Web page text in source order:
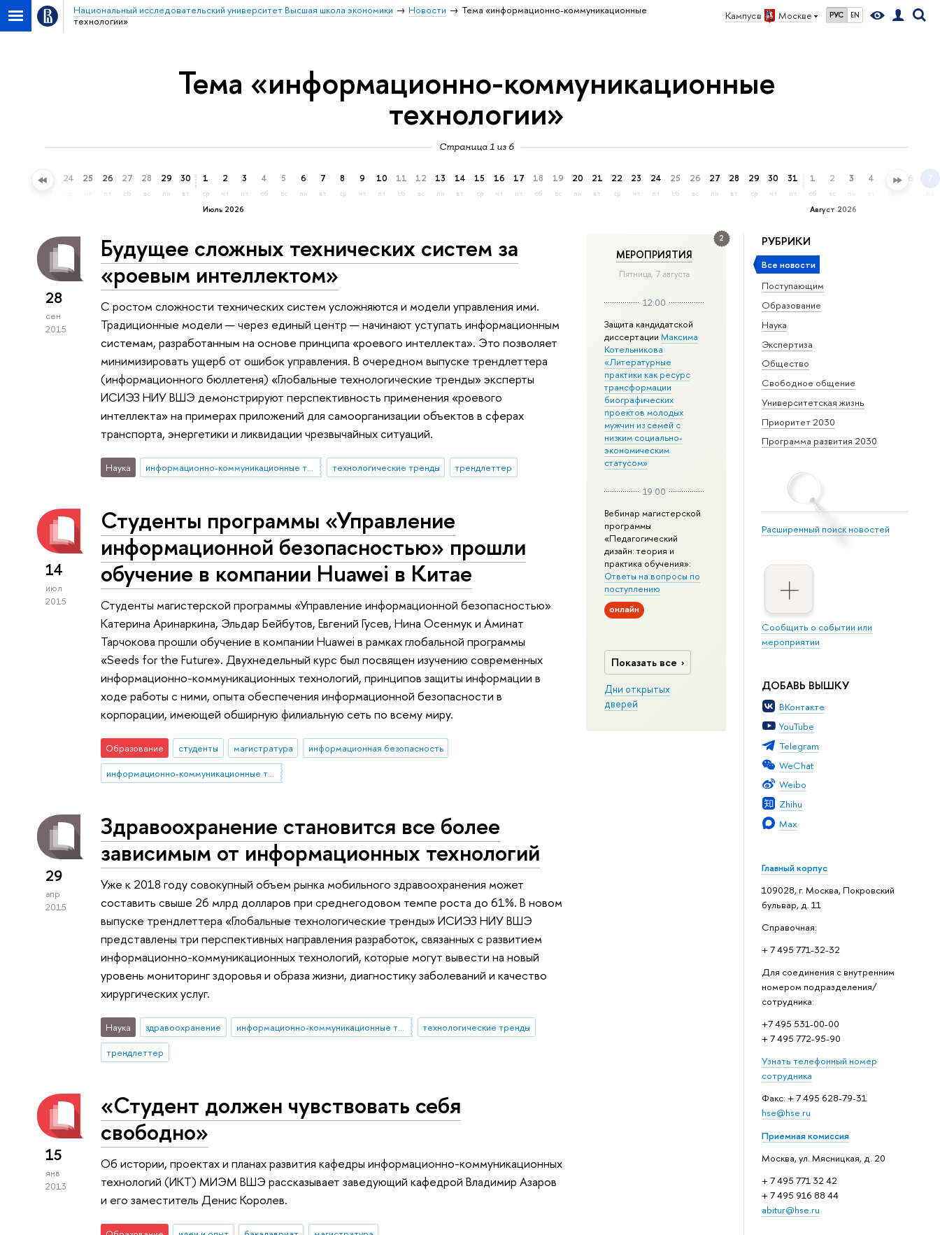
Кампус в Москве РУС EN
Национальный исследовательский университет Высшая школа экономики Новости
Тема «информационно-коммуникационные
технологии»
Тема «информационно-коммуникационные
технологии»
Страница 1 из 6
23 24 25 26
пт
27
сб
28
вс
29
пн
30
вт
Июль 2026
1
ср
2
чт
3
пт
4
сб
5
вс
6
пн
7
вт
8
ср
9
чт
10
пт
11
сб
12
вс
13
пн
14
вт
15
ср
16
чт
17
пт
18
сб
19
вс
20
пн
21
вт
22
ср
23
чт
24
пт
25
сб
26
вс
27
пн
28
вт
29
ср
30
чт
31
пт
Август 2026
1
сб
2
вс
3 4 5 6 7
пт
РУБРИКИ
Все новости
Поступающим
Образование
Наука
Экспертиза
Общество
Свободное общение
Университетская жизнь
Приоритет 2030
Программа развития 2030
Расширенный поиск новостей
Сообщить о событии или
мероприятии
ДОБАВЬ ВЫШКУ
ВКонтакте
YouTube
Telegram
WeChat
Weibo
Zhihu
Max
Главный корпус
109028, г. Москва, Покровский
бульвар, д. 11
Справочная:
+ 7 495 771-32-32
Для соединения с внутренним
номером подразделения/
сотрудника:
+7 495 531-00-00
+ 7 495 772-95-90
Узнать телефонный номер
сотрудника
Факс: + 7 495 628-79-31
hse@hse.ru
Приемная комиссия
Москва, ул. Мясницкая, д. 20
+ 7 495 771 32 42
+ 7 495 916 88 44
abitur@hse.ru
2
МЕРОПРИЯТИЯ
Пятница, 7 августа
12:00
Защита кандидатской
диссертации Максима
Котельникова
«Литературные
практики как ресурс
трансформации
биографических
проектов молодых
мужчин из семей с
низким социально-
экономическим
статусом»
19:00
Вебинар магистерской
программы
«Педагогический
дизайн: теория и
практика обучения»:
Ответы на вопросы по
поступлению
онлайн
Показать все
Дни открытых
дверей
28
сен
2015
Будущее сложных технических систем за
«роевым интеллектом»
С ростом сложности технических систем усложняются и модели управления ими.
Традиционные модели — через единый центр — начинают уступать информационным
системам, разработанным на основе принципа «роевого интеллекта». Это позволяет
минимизировать ущерб от ошибок управления. В очередном выпуске трендлеттера
(информационного бюллетеня) «Глобальные технологические тренды» эксперты
ИСИЭЗ НИУ ВШЭ демонстрируют перспективность применения «роевого
интеллекта» на примерах приложений для самоорганизации объектов в сферах
транспорта, энергетики и ликвидации чрезвычайных ситуаций.
Наука информационно-коммуникационные технологии технологические тренды трендлеттер
14
июл
2015
Студенты программы «Управление
информационной безопасностью» прошли
обучение в компании Huawei в Китае
Студенты магистерской программы «Управление информационной безопасностью»
Катерина Аринаркина, Эльдар Бейбутов, Евгений Гусев, Нина Осенмук и Аминат
Тарчокова прошли обучение в компании Huawei в рамках глобальной программы
«Seeds for the Future». Двухнедельный курс был посвящен изучению современных
информационно-коммуникационных технологий, принципов защиты информации в
ходе работы с ними, опыта обеспечения информационной безопасности в
корпорации, имеющей обширную филиальную сеть по всему миру.
Образование студенты магистратура
информационная безопасность
информационно-коммуникационные технологии
29
апр
2015
Здравоохранение становится все более
зависимым от информационных технологий
Уже к 2018 году совокупный объем рынка мобильного здравоохранения может
составить свыше 26 млрд долларов при среднегодовом темпе роста до 61%. В новом
выпуске трендлеттера «Глобальные технологические тренды» ИСИЭЗ НИУ ВШЭ
представлены три перспективных направления разработок, связанных с развитием
информационно-коммуникационных технологий, которые могут вывести на новый
уровень мониторинг здоровья и образа жизни, диагностику заболеваний и качество
хирургических услуг.
Наука здравоохранение информационно-коммуникационные технологии
технологические тренды
трендлеттер
15
янв
2013
«Студент должен чувствовать себя
свободно»
Об истории, проектах и планах развития кафедры информационно-коммуникационных
технологий (ИКТ) МИЭМ ВШЭ рассказывает заведующий кафедрой Владимир Азаров
и его заместитель Денис Королев.